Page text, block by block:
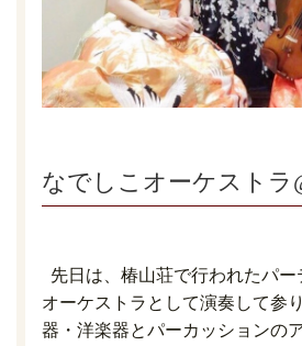
なでしこオーケストラ
先日は、椿山荘で行われたパー
オーケストラとして演奏して参
器・洋楽器とパーカッションの